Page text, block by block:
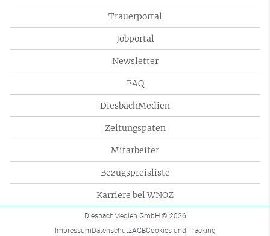
Trauerportal
Jobportal
Newsletter
FAQ
DiesbachMedien
Zeitungspaten
Mitarbeiter
Bezugspreisliste
Karriere bei WNOZ
DiesbachMedien GmbH © 2026
ImpressumDatenschutzAGBCookies und Tracking